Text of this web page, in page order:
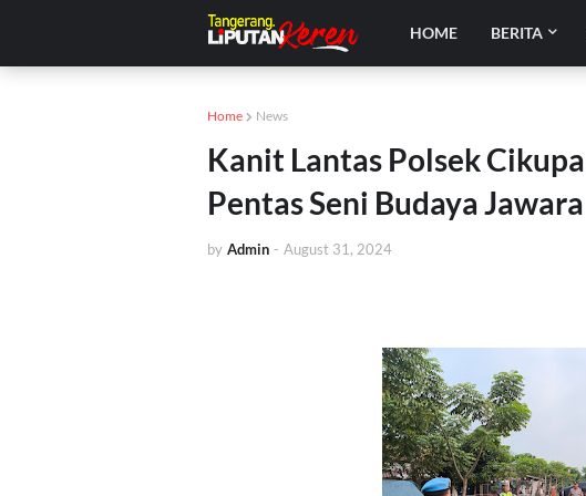
HOME BERITA
Home News
Kanit Lantas Polsek
Pentas Seni Budaya Jawara
by Admin - August 31, 2024